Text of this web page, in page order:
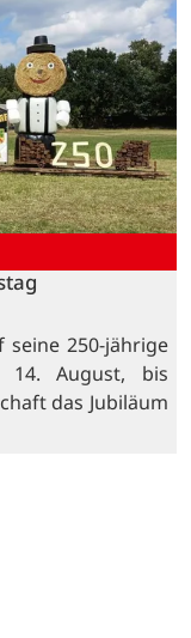
250-jährige
14. August, bis
das Jubiläum